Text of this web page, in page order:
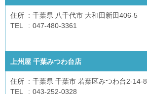
住所
千葉県 八千代市 大和田新田406-5
TEL
047-480-3361
上州屋 千葉みつわ台店
住所
千葉県 千葉市 若葉区みつわ台2-14-8
TEL
043-252-0328